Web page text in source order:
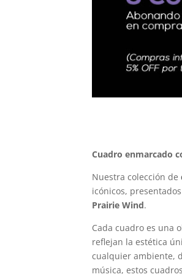
Cuadro enmarcado
Nuestra colección de
icónicos,
Prairie Wind.
Cada cuadro es una
reflejan la estética
cualquier ambiente,
música, estos